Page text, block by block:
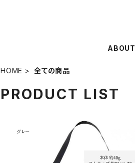
ABOUT
HOME 全ての商品
PRODUCT LIST